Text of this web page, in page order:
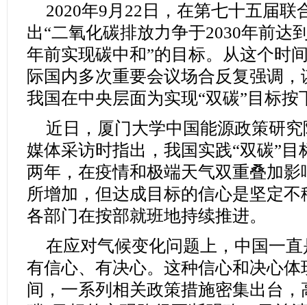
2020年9月22日，在第七十五届联
出“二氧化碳排放力争于2030年前达
年前实现碳中和”的目标。从这个时
际国内多次重要会议场合反复强调
我国在中央层面为实现“双碳”目标按
近日，厦门大学中国能源政策研
媒体采访时指出，我国实践“双碳”
两年，在疫情和极端天气双重叠加
所增加，但达成目标的信心是坚定
各部门在按部就班地持续推进。
在应对气候变化问题上，中国一
有信心、有决心。这种信心和决心
间，一系列相关政策措施密集出台，